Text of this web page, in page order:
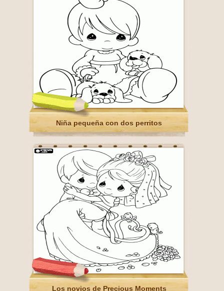
Niña pequeña con dos perritos
Los novios de Precious Moments